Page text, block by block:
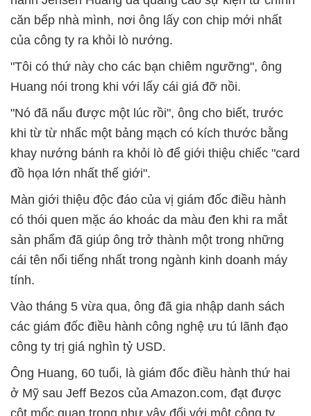
căn bếp nhà mình, nơi ông lấy con chip mới nhất
của công ty ra khỏi lò nướng.
"Tôi có thứ này cho các bạn chiêm ngưỡng", ông
Huang nói trong khi với lấy cái giá đỡ nồi.
"Nó đã nấu được một lúc rồi", ông cho biết, trước
khi từ từ nhấc một bảng mạch có kích thước bằng
khay nướng bánh ra khỏi lò để giới thiệu chiếc "card
đồ họa lớn nhất thế giới".
Màn giới thiệu độc đáo của vị giám đốc điều hành
có thói quen mặc áo khoác da màu đen khi ra mắt
sản phẩm đã giúp ông trở thành một trong những
cái tên nổi tiếng nhất trong ngành kinh doanh máy
tính.
Vào tháng 5 vừa qua, ông đã gia nhập danh sách
các giám đốc điều hành công nghệ ưu tú lãnh đạo
công ty trị giá nghìn tỷ USD.
Ông Huang, 60 tuổi, là giám đốc điều hành thứ hai
ở Mỹ sau Jeff Bezos của Amazon.com, đạt được
cột mốc quan trọng như vậy đối với một công ty